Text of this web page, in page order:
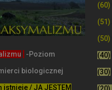
-Poziom
biologicznej
istnieje / JA JESTEM
(60)
(51)
(50)
(40)
(30)
(20)